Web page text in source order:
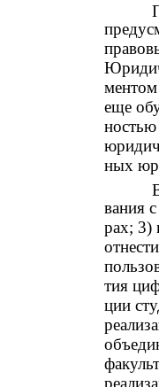
еще
ных
вания
рах; 3)
тия
ции